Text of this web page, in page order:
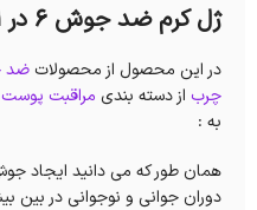
ژل کرم ضد جوش 6 در 1 اسکین وان
در این محصول از محصولات ضد
چرب از دسته بندی مراقبت
به :
همان طور که می دانید ایجاد
دوران جوانی و نوجوانی در بین